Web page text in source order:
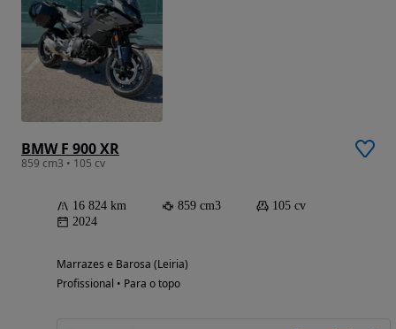
BMW F 900 XR
859 cm3 • 105 cv
16 824 km 859 cm3
105 cv
2024
Marrazes e Barosa (Leiria)
Profissional • Para o topo